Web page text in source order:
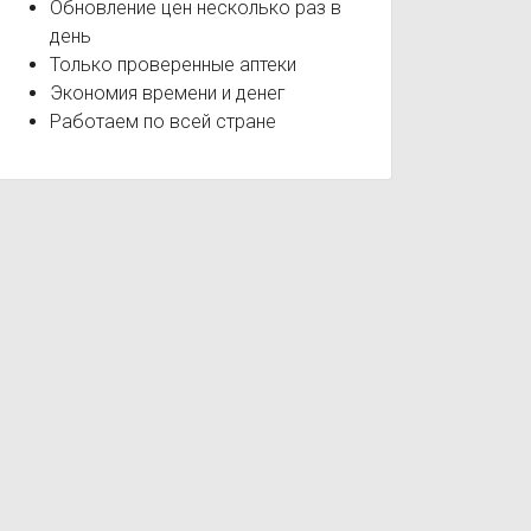
и поведения
Обновление цен несколько раз в
день
Только проверенные аптеки
Экономия времени и денег
Работаем по всей стране